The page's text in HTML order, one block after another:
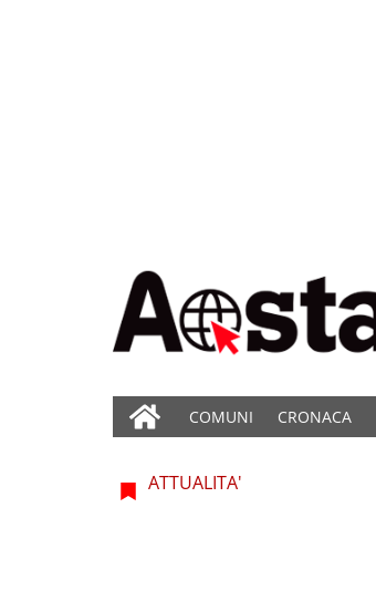
COMUNI CRONACA
ATTUALITA'